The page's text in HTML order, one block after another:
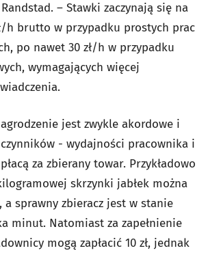
– Stawki zaczynają się na
h brutto w przypadku prostych prac
po nawet 30 zł/h w przypadku
wymagających więcej
jest zwykle akordowe i
- wydajności pracownika i
za zbierany towar. Przykładowo
skrzynki jabłek można
a sprawny zbieracz jest w stanie
minut. Natomiast za zapełnienie
mogą zapłacić 10 zł, jednak